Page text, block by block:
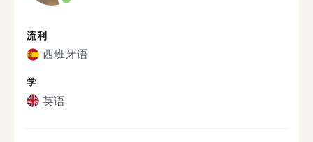
流利
西班牙语
学
英语